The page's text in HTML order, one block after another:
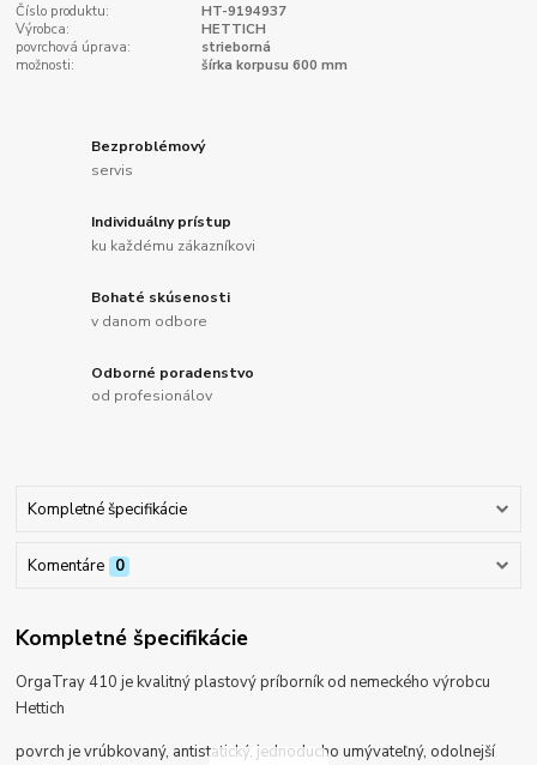
Číslo produktu:
HT-9194937
Výrobca:
HETTICH
povrchová úprava:
strieborná
možnosti:
šírka korpusu 600 mm
Bezproblémový
servis
Individuálny prístup
ku každému zákazníkovi
Bohaté skúsenosti
v danom odbore
Odborné poradenstvo
od profesionálov
Kompletné špecifikácie
Komentáre 0
Kompletné špecifikácie
OrgaTray 410 je kvalitný plastový príborník od nemeckého výrobcu
Hettich
povrch je vrúbkovaný, antistatický, jednoducho umývateľný, odolnejší